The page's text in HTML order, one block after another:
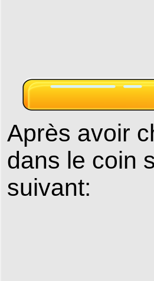
Après avoir
dans le coin
suivant: